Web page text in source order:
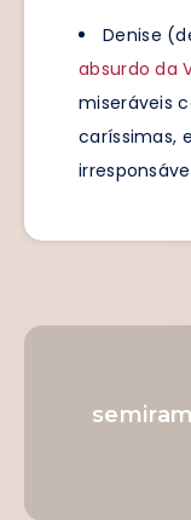
Denise
absurdo da
miseráveis
caríssimas,